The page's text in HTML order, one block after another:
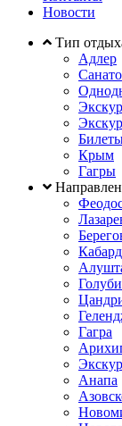
Новости
Тип
Адлер
Крым
Гагры
Гагра
Анапа